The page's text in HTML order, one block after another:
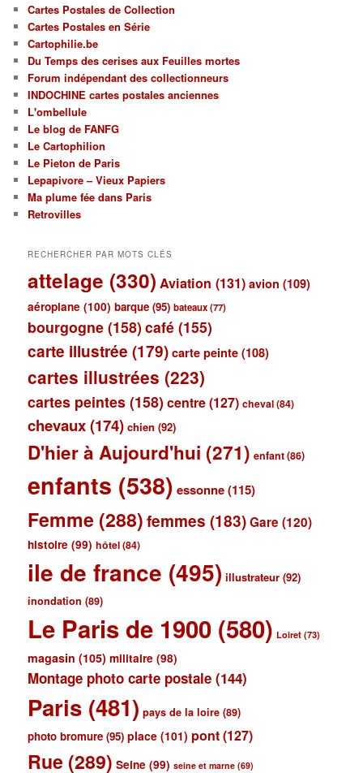
Cartes Postales de Collection
Cartes Postales en Série
Cartophilie.be
Du Temps des cerises aux Feuilles mortes
Forum indépendant des collectionneurs
INDOCHINE cartes postales anciennes
L'ombellule
Le blog de FANFG
Le Cartophilion
Le Pieton de Paris
Lepapivore – Vieux Papiers
Ma plume fée dans Paris
Retrovilles
RECHERCHER PAR MOTS CLÉS
attelage (330) Aviation (131) avion (109)
aéroplane (100) barque (95) bateaux(77)
bourgogne (158) café (155)
carte illustrée (179) carte peinte (108)
cartes illustrées (223)
cartes peintes (158) centre(127) cheval(84)
chevaux(174) chien (92)
D'hier à Aujourd'hui (271) enfant(86)
enfants (538) essonne(115)
Femme (288)femmes (183)Gare (120)
histoire (99) hôtel(84)
ile de france (495) illustrateur (92)
inondation (89)
Le Paris de 1900 (580) Loiret (73)
magasin (105) militaire (98)
Montage photo carte postale (144)
Paris (481) pays de la loire (89)
photo bromure (95) place (101) pont(127)
Rue (289) Seine (99) seine et marne (69)